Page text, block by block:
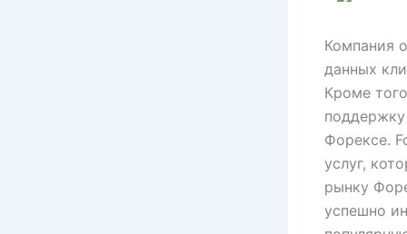
Компания
данных
Кроме
Форексе.
услуг,
рынку
успешно